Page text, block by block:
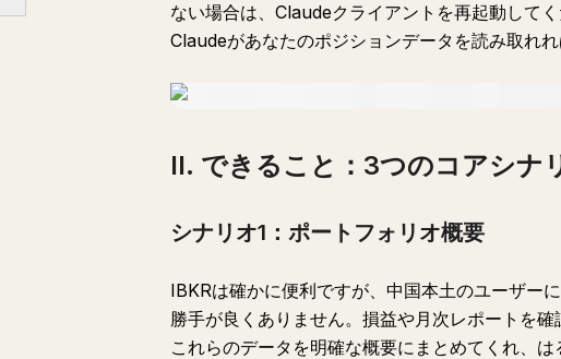
戦略2：イベントドリブン取引
戦略4：ポートフォリオリバランス
ない場合は、Claudeクライアントを再起動して
Claudeがあなたのポジションデータを読み取れれ
II. できること：3つのコアシナ
シナリオ1：ポートフォリオ概要
IBKRは確かに便利ですが、中国本土のユーザー
勝手が良くありません。損益や月次レポートを
これらのデータを明確な概要にまとめてくれ、は